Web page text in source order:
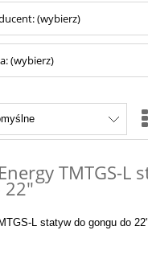
(wybierz)
(wybierz)
TMTGS-L
22"
L statyw do gongu do 22"